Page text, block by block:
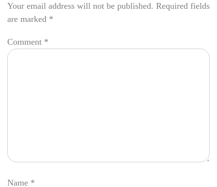
Your email address will not be published. Required fields
are marked *
Comment *
Name *